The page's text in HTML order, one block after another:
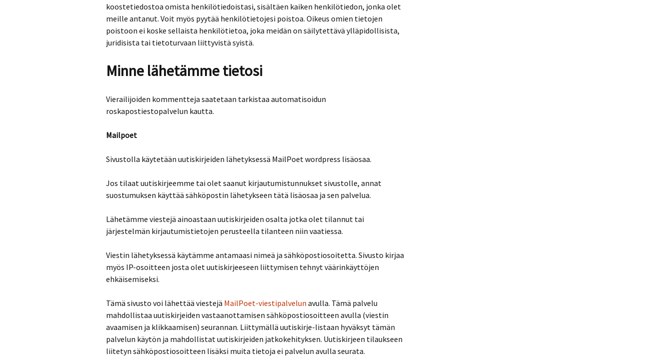
koostetiedostoa omista henkilötiedoistasi, sisältäen kaiken henkilötiedon, jonka olet
meille antanut. Voit myös pyytää henkilötietojesi poistoa. Oikeus omien tietojen
poistoon ei koske sellaista henkilötietoa, joka meidän on säilytettävä ylläpidollisista,
juridisista tai tietoturvaan liittyvistä syistä.
Minne lähetämme tietosi
Vierailijoiden kommentteja saatetaan tarkistaa automatisoidun
roskapostiestopalvelun kautta.
Mailpoet
Sivustolla käytetään uutiskirjeiden lähetyksessä MailPoet wordpress lisäosaa.
Jos tilaat uutiskirjeemme tai olet saanut kirjautumistunnukset sivustolle, annat
suostumuksen käyttää sähköpostin lähetykseen tätä lisäosaa ja sen palvelua.
Lähetämme viestejä ainoastaan uutiskirjeiden osalta jotka olet tilannut tai
järjestelmän kirjautumistietojen perusteella tilanteen niin vaatiessa.
Viestin lähetyksessä käytämme antamaasi nimeä ja sähköpostiosoitetta. Sivusto kirjaa
myös IP-osoitteen josta olet uutiskirjeeseen liittymisen tehnyt väärinkäyttöjen
ehkäisemiseksi.
Tämä sivusto voi lähettää viestejä MailPoet-viestipalvelun avulla. Tämä palvelu
mahdollistaa uutiskirjeiden vastaanottamisen sähköpostiosoitteen avulla (viestin
avaamisen ja klikkaamisen) seurannan. Liittymällä uutiskirje-listaan hyväksyt tämän
palvelun käytön ja mahdollistat uutiskirjeiden jatkokehityksen. Uutiskirjeen tilaukseen
liitetyn sähköpostiosoitteen lisäksi muita tietoja ei palvelun avulla seurata.